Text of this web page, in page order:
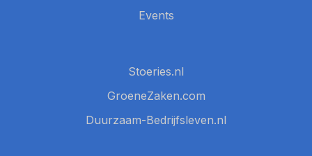
Events
Stoeries.nl
GroeneZaken.com
Duurzaam-Bedrijfsleven.nl